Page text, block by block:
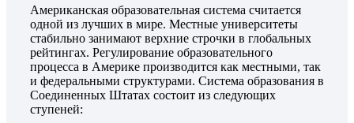
Американская образовательная система считается
одной из лучших в мире. Местные университеты
стабильно занимают верхние строчки в глобальных
рейтингах. Регулирование образовательного
процесса в Америке производится как местными, так
и федеральными структурами. Система образования в
Соединенных Штатах состоит из следующих
ступеней: